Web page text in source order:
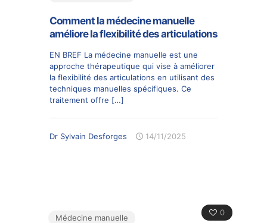
Comment la médecine manuelle
améliore la flexibilité des articulations
EN BREF La médecine manuelle est une
approche thérapeutique qui vise à améliorer
la flexibilité des articulations en utilisant des
techniques manuelles spécifiques. Ce
traitement offre […]
Dr Sylvain Desforges 14/11/2025
0
Médecine manuelle